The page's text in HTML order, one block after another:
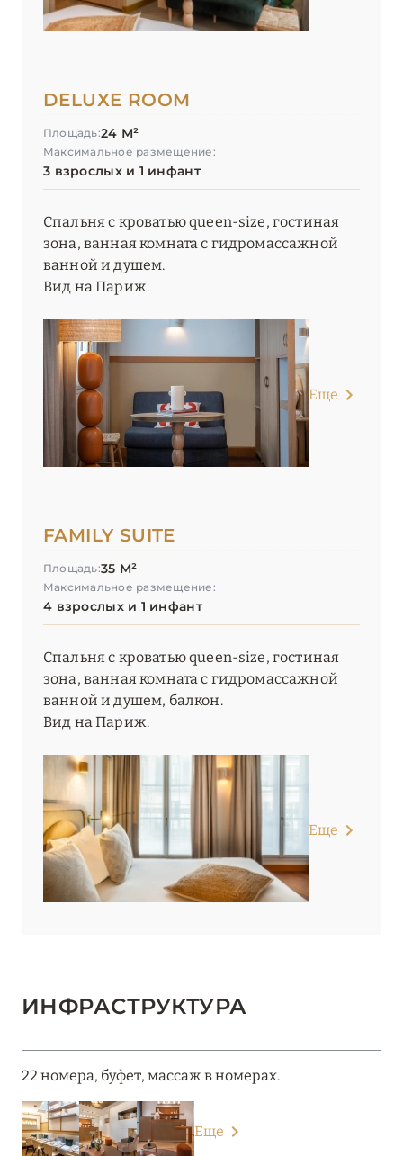
Villa Junot
DELUXE ROOM
Площадь:24 М²
Максимальное размещение:
3 взрослых и 1 инфант
Спальня с кроватью queen-size, гостиная
зона, ванная комната с гидромассажной
ванной и душем.
Вид на Париж.
Еще
FAMILY SUITE
Площадь:35 М²
Максимальное размещение:
4 взрослых и 1 инфант
Спальня с кроватью queen-size, гостиная
зона, ванная комната с гидромассажной
ванной и душем, балкон.
Вид на Париж.
Еще
ИНФРАСТРУКТУРА
22 номера, буфет, массаж в номерах.
Еще